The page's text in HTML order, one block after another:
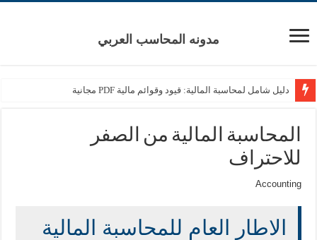
مدونه المحاسب العربي
دليل شامل لمحاسبة المالية: قيود وقوائم مالية PDF مجانية
المحاسبة المالية من الصفر
للاحتراف
Accounting
الاطار العام للمحاسبة المالية